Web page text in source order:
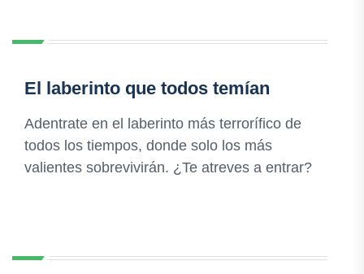
El laberinto que todos temían
Adentrate en el laberinto más terrorífico de
todos los tiempos, donde solo los más
valientes sobrevivirán. ¿Te atreves a entrar?